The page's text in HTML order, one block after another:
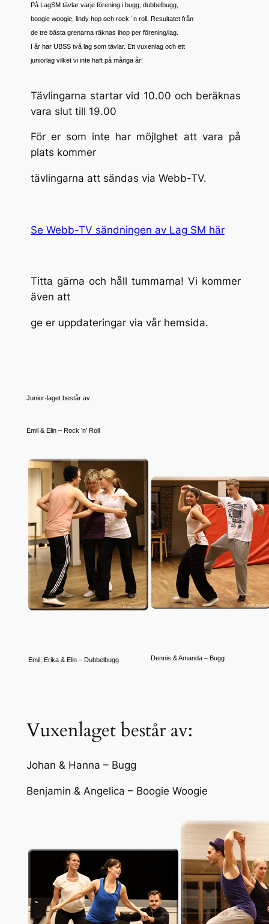
På LagSM tävlar varje förening i bugg, dubbelbugg,
boogie woogie, lindy hop och rock ´n roll. Resultatet från
de tre bästa grenarna räknas ihop per förening/lag.
I år har UBSS två lag som tävlar. Ett vuxenlag och ett
juniorlag vilket vi inte haft på många år!
Tävlingarna startar vid 10.00 och beräknas
vara slut till 19.00
För er som inte har möjlghet att vara på
plats kommer
tävlingarna att sändas via Webb-TV.
Se Webb-TV sändningen av Lag SM här
Titta gärna och håll tummarna! Vi kommer
även att
ge er uppdateringar via vår hemsida.
Junior-laget består av:
Emil & Elin – Rock ’n’ Roll
Emil, Erika & Elin – Dubbelbugg Dennis & Amanda – Bugg
Vuxenlaget består av:
Johan & Hanna – Bugg
Benjamin & Angelica – Boogie Woogie